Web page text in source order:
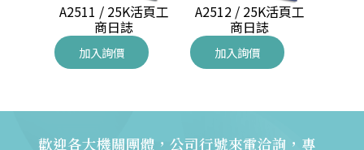
A2511 / 25K活頁工
商日誌
加入詢價
A2512 / 25K活頁工
商日誌
加入詢價
歡迎各大機關團體，公司行號來電洽詢，專